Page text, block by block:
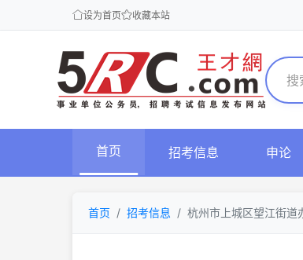
设为首页 收藏本站
首页 招考信息 申论
首页 招考信息 杭州市上城区望江街道